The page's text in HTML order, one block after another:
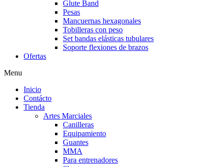
Glute Band
Pesas
Mancuernas hexagonales
Tobilleras con peso
Set bandas elásticas tubulares
Soporte flexiones de brazos
Ofertas
Menu
Inicio
Contácto
Tienda
Artes Marciales
Canilleras
Equipamiento
Guantes
MMA
Para entrenadores